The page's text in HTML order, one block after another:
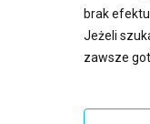
brak
Jeżeli
zawsze